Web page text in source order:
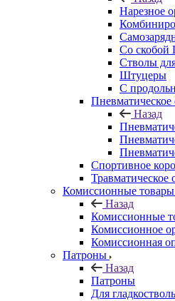
Нарезное
Со скобой
Стволы
Штуцеры
С
Назад
Спортивное
Комиссионные товары
Назад
Комиссионные
Комиссионное
Комиссионная
Патроны
Назад
Патроны
Для